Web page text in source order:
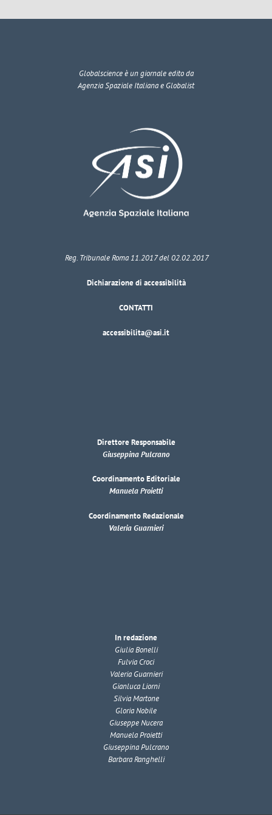
Globalscienceè un giornale edito da
Agenzia Spaziale Italiana e Globalist
Reg. Tribunale Roma 11.2017 del 02.02.2017
Dichiarazione di accessibilità
CONTATTI
accessibilita@asi.it
Direttore Responsabile
Giuseppina Pulcrano
Coordinamento Editoriale
Manuela Proietti
Coordinamento Redazionale
Valeria Guarnieri
In redazione
Giulia Bonelli
Fulvia Croci
Valeria Guarnieri
Gianluca Liorni
Silvia Martone
Gloria Nobile
Giuseppe Nucera
Manuela Proietti
Giuseppina Pulcrano
Barbara Ranghelli